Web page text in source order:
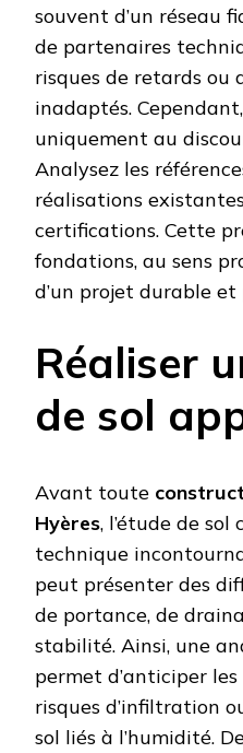
souvent d’un réseau
de partenaires
risques de retards ou
inadaptés.
uniquement au
Analysez les
réalisations
certifications. Cette
fondations, au sens
d’un projet durable
Réaliser
de sol
Avant toute
Hyères, l’étude de
technique
peut présenter des
de portance, de
stabilité. Ainsi, une
permet d’anticiper
risques d’infiltration
sol liés à l’humidité.